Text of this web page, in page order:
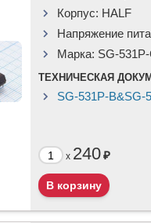
Корпус: HALF
Напряжение
Марка: SG-
ТЕХНИЧЕСКАЯ
SG-531P-B&SG-
x 240₽